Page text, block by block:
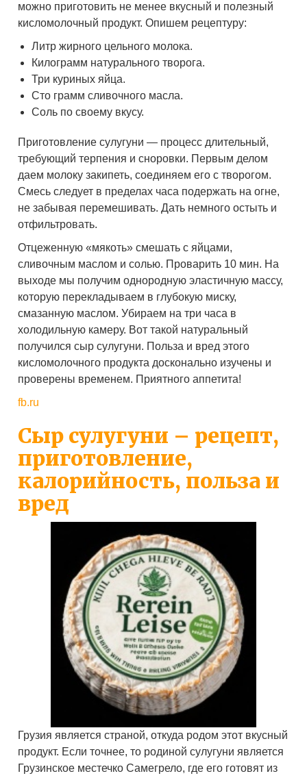
можно приготовить не менее вкусный и полезный
кисломолочный продукт. Опишем рецептуру:
Литр жирного цельного молока.
Килограмм натурального творога.
Три куриных яйца.
Сто грамм сливочного масла.
Соль по своему вкусу.
Приготовление сулугуни — процесс длительный,
требующий терпения и сноровки. Первым делом
даем молоку закипеть, соединяем его с творогом.
Смесь следует в пределах часа подержать на огне,
не забывая перемешивать. Дать немного остыть и
отфильтровать.
Отцеженную «мякоть» смешать с яйцами,
сливочным маслом и солью. Проварить 10 мин. На
выходе мы получим однородную эластичную массу,
которую перекладываем в глубокую миску,
смазанную маслом. Убираем на три часа в
холодильную камеру. Вот такой натуральный
получился сыр сулугуни. Польза и вред этого
кисломолочного продукта досконально изучены и
проверены временем. Приятного аппетита!
fb.ru
Сыр сулугуни – рецепт,
приготовление,
калорийность, польза и
вред
Грузия является страной, откуда родом этот вкусный
продукт. Если точнее, то родиной сулугуни является
Грузинское местечко Самегрело, где его готовят из